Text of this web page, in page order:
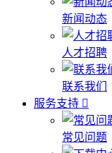
新闻动态
人才招聘
联系我们
服务支持
常见问题